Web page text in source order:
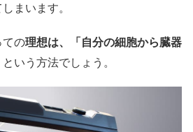
まいます。
ての理想は、「自分の細胞から臓器
という方法でしょう。